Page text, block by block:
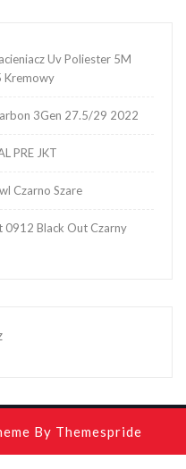
Uv Poliester 5M
Kremowy
3Gen 27.5/29 2022
PRE JKT
Czarno Szare
0912 Black Out Czarny
By Themespride